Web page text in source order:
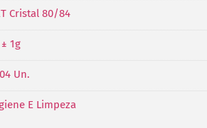
Cristal 80/84
1g
Un.
E Limpeza